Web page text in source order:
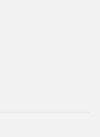
любых
с основными
пользователей.